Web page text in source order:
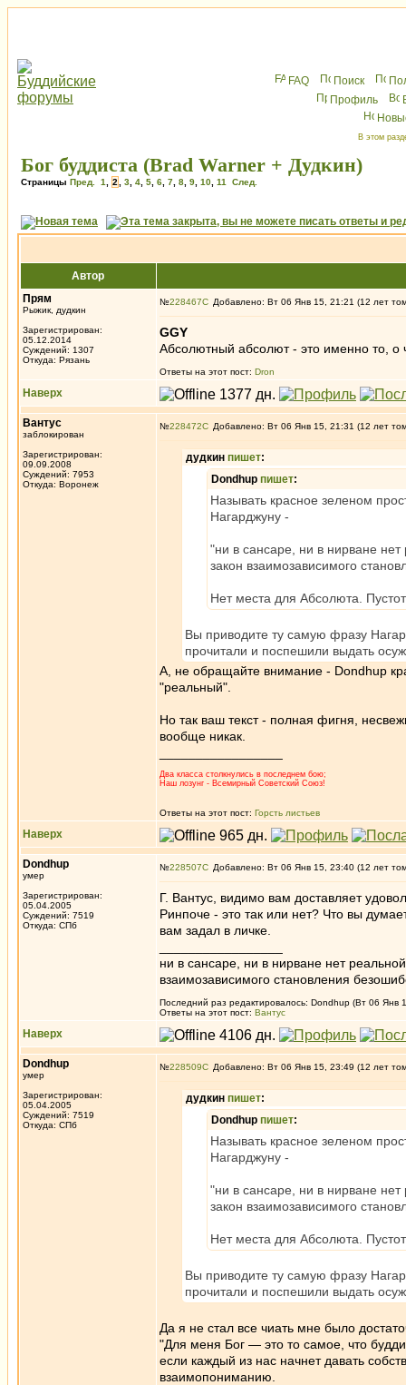
FAQ Поиск
Профиль
В этом
Бог буддиста (Brad Warner + Дудкин)
Страницы Пред. 1 2 3 4 5 6 7 8 9 10 11 След.
Автор
Прям
Рыжик, дудкин
Зарегистрирован:
05.12.2014
Суждений: 1307
Откуда: Рязань
№228467 Добавлено: Вт 06 Янв 15, 21:21 (12 лет
GGY
Абсолютный абсолют - это именно то, о
Ответы на этот пост: Dron
Наверх
Вантус
заблокирован
Зарегистрирован:
09.09.2008
Суждений: 7953
Откуда: Воронеж
№228472 Добавлено: Вт 06 Янв 15, 21:31 (12 лет
дудкин пишет:
Dondhup пишет:
Называть красное зеленом
Нагарджуну -
"ни в сансаре, ни в нирване
закон взаимозависимого
Нет места для Абсолюта.
Вы приводите ту самую фразу
прочитали и поспешили выдать
А, не обращайте внимание - Dondhup
"реальный".
Но так ваш текст - полная фигня,
вообще никак.
Два класса столкнулись в последнем бою;
Наш лозунг - Всемирный Советский Союз!
Ответы на этот пост: Горсть листьев
Наверх
Dondhup
умер
Зарегистрирован:
05.04.2005
Суждений: 7519
Откуда: СПб
№228507 Добавлено: Вт 06 Янв 15, 23:40 (12 лет
Г. Вантус, видимо вам доставляет
Ринпоче - это так или нет? Что вы
вам задал в личке.
ни в сансаре, ни в нирване нет
взаимозависимого становления
Последний раз редактировалось: Dondhup (Вт 06 Янв
Ответы на этот пост: Вантус
Наверх
Dondhup
умер
Зарегистрирован:
05.04.2005
Суждений: 7519
Откуда: СПб
№228509 Добавлено: Вт 06 Янв 15, 23:49 (12 лет
дудкин пишет:
Dondhup пишет:
Называть красное зеленом
Нагарджуну -
"ни в сансаре, ни в нирване
закон взаимозависимого
Нет места для Абсолюта.
Вы приводите ту самую фразу
прочитали и поспешили выдать
Да я не стал все чиать мне было
"Для меня Бог — это то самое, что
если каждый из нас начнет давать
взаимопониманию.